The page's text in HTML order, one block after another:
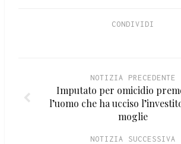
CONDIVIDI
NOTIZIA PRECEDENTE
Imputato per omicidio
l’uomo che ha ucciso
moglie
NOTIZIA SUCCESSIVA